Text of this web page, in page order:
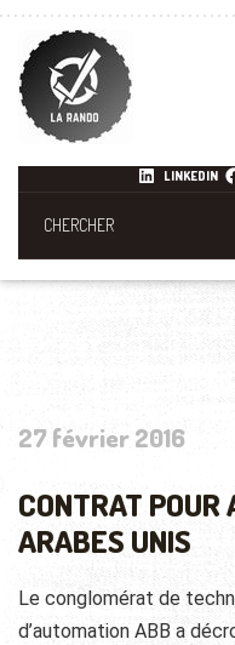
LINKEDIN
27 février 2016
CONTRAT
ARABES UNIS
Le conglomérat de
d’automation ABB a